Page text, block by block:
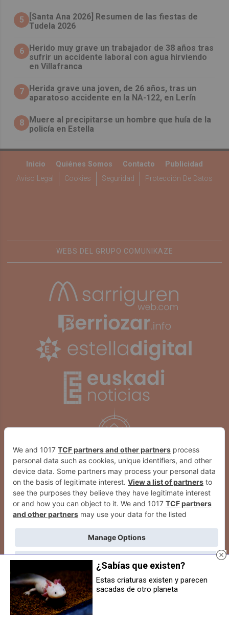
5
[Santa Ana 2026] Resumen de las fiestas de
Tudela 2026
6 Herido muy grave un trabajador de 38 años tras
sufrir un accidente laboral con agua hirviendo
en Villafranca
7 Herida grave una joven, de 26 años, tras un
aparatoso accidente en la NA-122, en Lerín
8 Muere al precipitarse un hombre que huía de la
policía en Estella
Inicio Quiénes Somos Contacto
Publicidad
Aviso Legal
Cookies Seguridad Protección De Datos
WEBS DEL GRUPO COMUNIKAZE
Cómo elegir el sofá perfecto para
espacios pequeños: claves y
tendencias
¿Sabías que existen?
Estas criaturas existen y parecen
sacadas de otro planeta